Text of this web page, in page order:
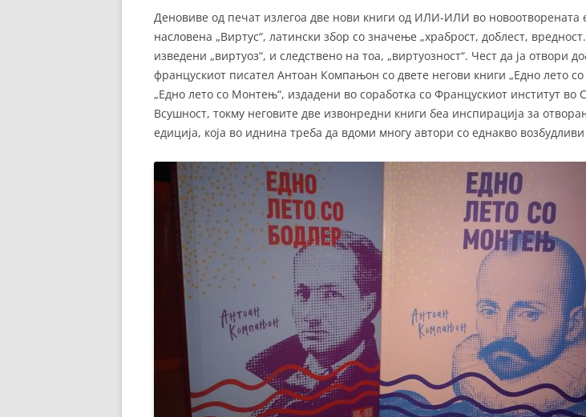
Деновиве од печат излегоа две нови книги од ИЛИ-ИЛИ во новоотворената
насловена „Виртус“, латински збор со значење „храброст, доблест,
изведени „виртуоз“, и следствено на тоа, „виртуозност“. Чест да ја отвори
францускиот писател Антоан Компањон со двете негови книги „Едно лето со
„Едно лето со Монтењ“, издадени во соработка со Францускиот институт во
Всушност, токму неговите две извонредни книги беа инспирација за
едиција, која во иднина треба да вдоми многу автори со еднакво